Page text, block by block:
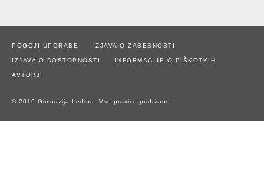
POGOJI UPORABE IZJAVA O ZASEBNOSTI
IZJAVA O DOSTOPNOSTI INFORMACIJE O PIŠKOTKIH
AVTORJI
© 2019 Gimnazija Ledina. Vse pravice pridržane.